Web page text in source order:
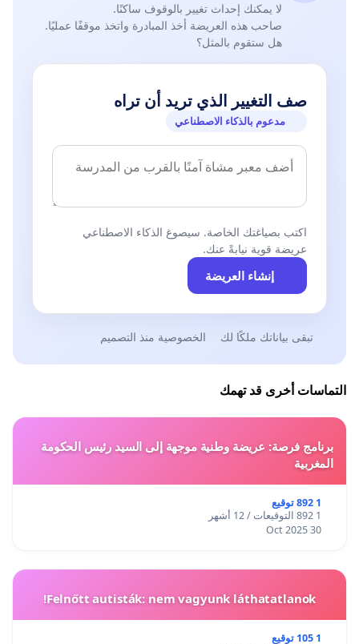
لا يمكنك إحداث تغيير بالوقوف ساكنًا.
صاحب هذه العريضة أخذ المبادرة واتخذ موقفًا عمليًا.
هل ستقوم بالمثل؟
صف التغيير الذي تريد أن تراه
مدعوم بالذكاء الاصطناعي
اكتب بصياغتك الخاصة. سيصوغ الذكاء الاصطناعي
عريضة قوية نيابةً عنك.
إنشاء العريضة
تبقى بياناتك ملكًا لك الخصوصية منذ التصميم
التماسات أخرى قد تهمك
برنامج فرصة: عريضة وطنية موجهة إلى السيد رئيس الحكومة
المغربية
1 892 توقيع
1 892 التوقيعات / 12 أشهر
30 Oct 2025
Felnőtt autisták: nem vagyunk láthatatlanok!
1 105 توقيع